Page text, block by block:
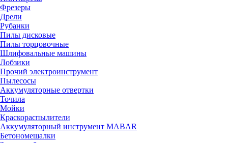
Фрезеры
Дрели
Рубанки
Пилы дисковые
Пилы торцовочные
Шлифовальные машины
Лобзики
Прочий электроинструмент
Пылесосы
Аккумуляторные отвертки
Точила
Мойки
Краскораспылители
Аккумуляторный инструмент MABAR
Бетономешалки